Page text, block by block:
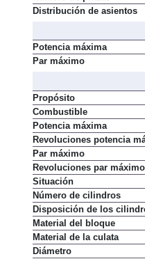
Distribución de asientos
Potencia máxima
Par máximo
Propósito
Combustible
Potencia máxima
Revoluciones potencia
Par máximo
Revoluciones par máximo
Situación
Número de cilindros
Disposición de los
Material del bloque
Material de la culata
Diámetro